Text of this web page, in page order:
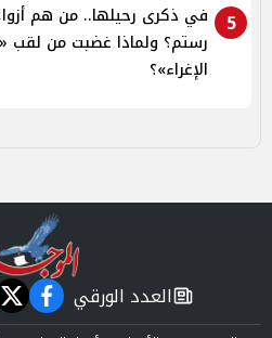
5
في ذكرى رحيلها.. من هم
رستم؟ ولماذا غضبت من لقب
الإغراء»؟
newspaper
العدد الورقي